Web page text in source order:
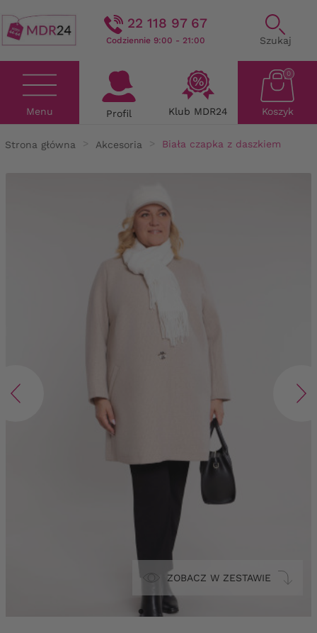
22 118 97 67
Codziennie 9:00 - 21:00 Szukaj
Menu Profil Klub MDR24 Koszyk
0
Strona główna Akcesoria Biała czapka z daszkiem
ZOBACZ W ZESTAWIE